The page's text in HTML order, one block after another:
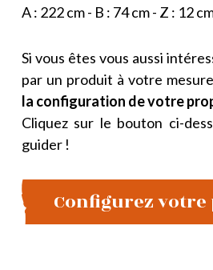
A : 222 cm - B : 74 cm - Z : 12
Si vous êtes vous aussi
par un produit à votre
la configuration de votre
Cliquez sur le bouton ci-
guider !
Configurez